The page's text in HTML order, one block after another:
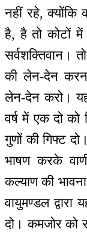
नहीं रहे, क्योंकि
है, है तो कोटों
सर्वशक्तिवान।
की लेन-देन
लेन-देन करो।
वर्ष में एक दो को
गुणों की गिफ्ट
भाषण करके
कल्याण की भावना
वायुमण्डल द्वारा
दो। कमजोर को